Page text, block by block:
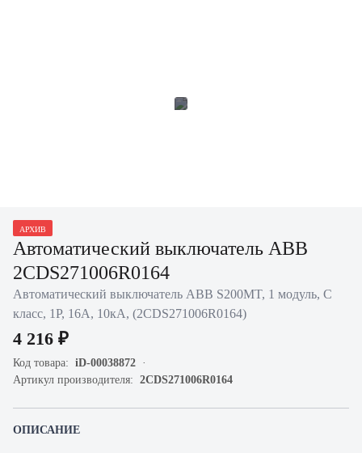
АРХИВ
Автоматический выключатель ABB
2CDS271006R0164
Автоматический выключатель ABB S200MT, 1 модуль, C
класс, 1P, 16А, 10кА, (2CDS271006R0164)
4 216 ₽
Код товара: iD-00038872
Артикул производителя: 2CDS271006R0164
ОПИСАНИЕ